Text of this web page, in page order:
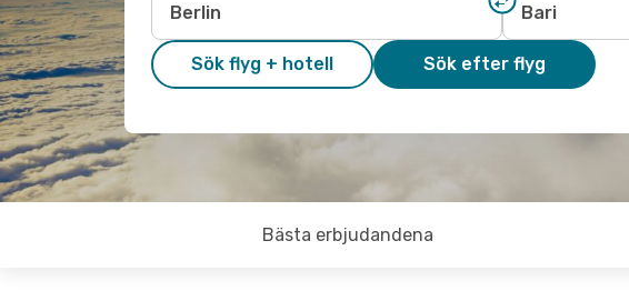
Sök flyg + hotell Sök efter flyg
Bästa erbjudandena